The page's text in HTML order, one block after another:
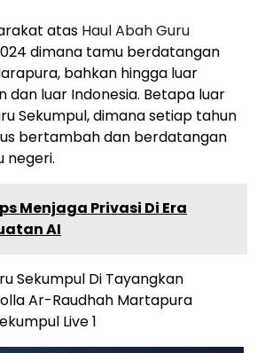
atas Haul Abah Guru
dimana tamu berdatangan
bahkan hingga luar
dan luar Indonesia. Betapa luar
Sekumpul, dimana setiap tahun
bertambah dan berdatangan
negeri.
Menjaga Privasi Di Era
AI
Sekumpul Di Tayangkan
Ar-Raudhah Martapura
Live 1